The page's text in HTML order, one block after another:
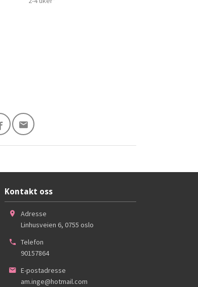
Kontakt oss
Adresse
Linhusveien 6, 0755 oslo
Telefon
90157864
E-postadresse
am.inge@hotmail.com